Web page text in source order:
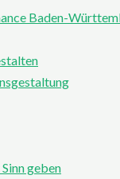
Baden-
geben